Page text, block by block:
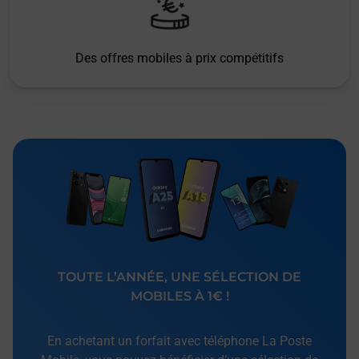
Des offres mobiles à prix compétitifs
TOUTE L’ANNÉE, UNE SÉLECTION DE
MOBILES À 1€ !
En achetant un forfait avec téléphone La Poste